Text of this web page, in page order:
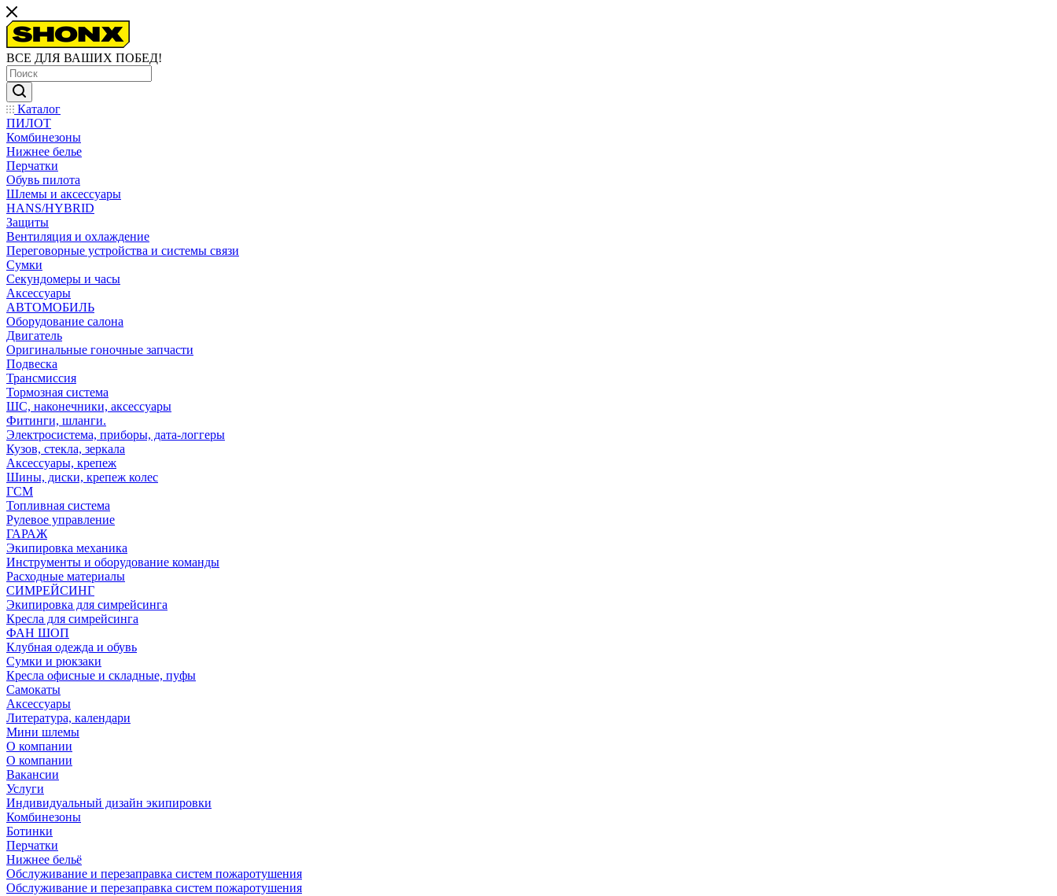
ВСЕ ДЛЯ ВАШИХ ПОБЕД!
Каталог
ПИЛОТ
Комбинезоны
Нижнее белье
Перчатки
Обувь пилота
Шлемы и аксессуары
HANS/HYBRID
Защиты
Вентиляция и охлаждение
Переговорные устройства и системы связи
Сумки
Секундомеры и часы
Аксессуары
АВТОМОБИЛЬ
Оборудование салона
Двигатель
Оригинальные гоночные запчасти
Подвеска
Трансмиссия
Тормозная система
ШС, наконечники, аксессуары
Фитинги, шланги.
Электросистема, приборы, дата-логгеры
Кузов, стекла, зеркала
Аксессуары, крепеж
Шины, диски, крепеж колес
ГСМ
Топливная система
Рулевое управление
ГАРАЖ
Экипировка механика
Инструменты и оборудование команды
Расходные материалы
СИМРЕЙСИНГ
Экипировка для симрейсинга
Кресла для симрейсинга
ФАН ШОП
Клубная одежда и обувь
Сумки и рюкзаки
Кресла офисные и складные, пуфы
Самокаты
Аксессуары
Литература, календари
Мини шлемы
О компании
О компании
Вакансии
Услуги
Индивидуальный дизайн экипировки
Комбинезоны
Ботинки
Перчатки
Нижнее бельё
Обслуживание и перезаправка систем пожаротушения
Обслуживание и перезаправка систем пожаротушения